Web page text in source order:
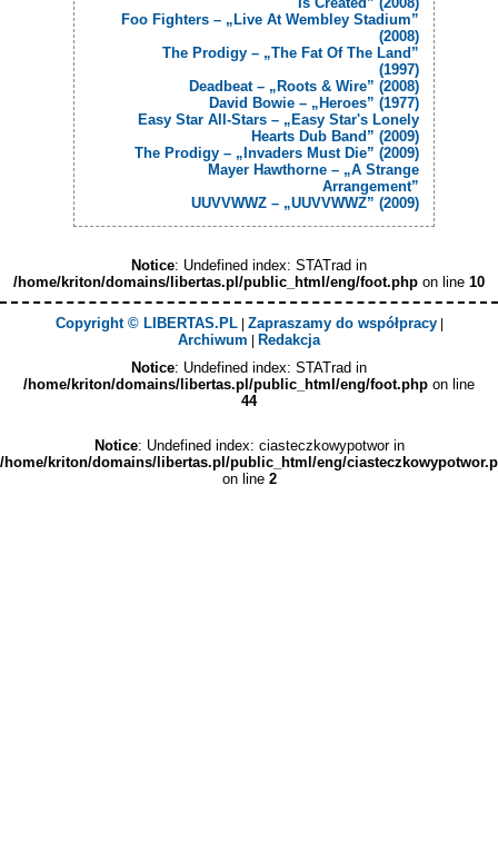
Foo Fighters – „Live At Wembley Stadium”
(2008)
The Prodigy – „The Fat Of The Land”
(1997)
Deadbeat – „Roots & Wire” (2008)
David Bowie – „Heroes” (1977)
Easy Star All-Stars – „Easy Star's Lonely
Hearts Dub Band” (2009)
The Prodigy – „Invaders Must Die” (2009)
Mayer Hawthorne – „A Strange
Arrangement”
UUVVWWZ – „UUVVWWZ” (2009)
Notice: Undefined index: STATrad in
/home/kriton/domains/libertas.pl/public_html/eng/foot.php on line 10
Copyright © LIBERTAS.PL| Zapraszamy do współpracy|
Archiwum | Redakcja
Notice: Undefined index: STATrad in
/home/kriton/domains/libertas.pl/public_html/eng/foot.php on line
44
Notice: Undefined index: ciasteczkowypotwor in
/home/kriton/domains/libertas.pl/public_html/eng/
on line 2